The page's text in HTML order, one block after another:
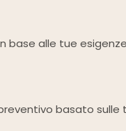
base alle tue
basato sulle